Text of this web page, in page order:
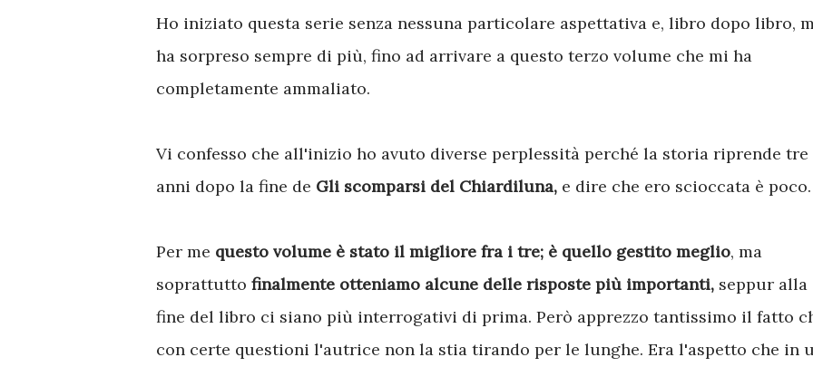
Ho iniziato questa serie senza nessuna particolare aspettativa e, libro dopo libro,
ha sorpreso sempre di più, fino ad arrivare a questo terzo volume che mi ha
completamente ammaliato.
Vi confesso che all'inizio ho avuto diverse perplessità perché la storia riprende tre
anni dopo la fine de Gli scomparsi del Chiardiluna, e dire che ero scioccata è poco.
Per me questo volume è stato il migliore fra i tre; è quello gestito meglio, ma
soprattutto finalmente otteniamo alcune delle risposte più importanti, seppur alla
fine del libro ci siano più interrogativi di prima. Però apprezzo tantissimo il fatto
con certe questioni l'autrice non la stia tirando per le lunghe. Era l'aspetto che in